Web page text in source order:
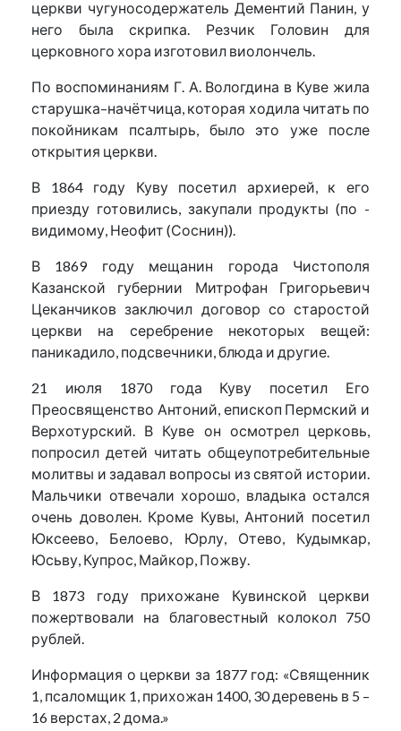
церкви чугуносодержатель Дементий Панин, у
него была скрипка. Резчик Головин для
церковного хора изготовил виолончель.
По воспоминаниям Г. А. Вологдина в Куве жила
старушка–начётчица, которая ходила читать по
покойникам псалтырь, было это уже после
открытия церкви.
В 1864 году Куву посетил архиерей, к его
приезду готовились, закупали продукты (по -
видимому, Неофит (Соснин)).
В 1869 году мещанин города Чистополя
Казанской губернии Митрофан Григорьевич
Цеканчиков заключил договор со старостой
церкви на серебрение некоторых вещей:
паникадило, подсвечники, блюда и другие.
21 июля 1870 года Куву посетил Его
Преосвященство Антоний, епископ Пермский и
Верхотурский. В Куве он осмотрел церковь,
попросил детей читать общеупотребительные
молитвы и задавал вопросы из святой истории.
Мальчики отвечали хорошо, владыка остался
очень доволен. Кроме Кувы, Антоний посетил
Юксеево, Белоево, Юрлу, Отево, Кудымкар,
Юсьву, Купрос, Майкор, Пожву.
В 1873 году прихожане Кувинской церкви
пожертвовали на благовестный колокол 750
рублей.
Информация о церкви за 1877 год: «Священник
1, псаломщик 1, прихожан 1400, 30 деревень в 5 –
16 верстах, 2 дома.»